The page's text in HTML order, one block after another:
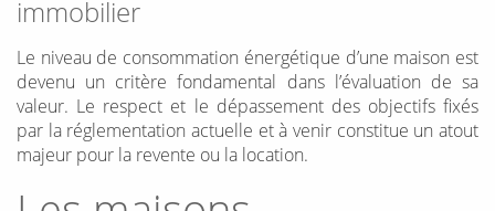
immobilier
Le niveau de consommation énergétique d’une maison est
devenu un critère fondamental dans l’évaluation de sa
valeur. Le respect et le dépassement des objectifs fixés
par la réglementation actuelle et à venir constitue un atout
majeur pour la revente ou la location.